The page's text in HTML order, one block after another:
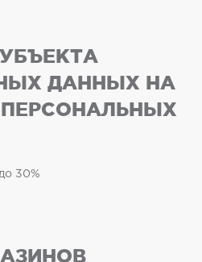
ДАННЫХ НА
30%